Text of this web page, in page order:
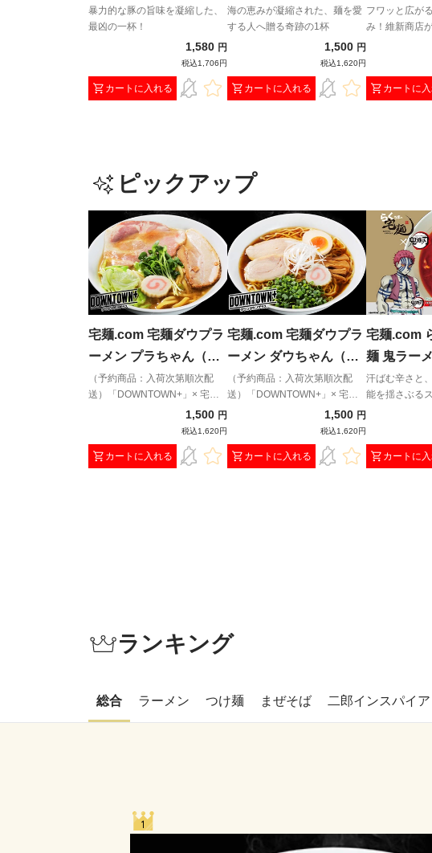
（カラメ付き）
暴力的な豚の旨味を凝縮した、
最凶の一杯！
1,580 円
税込1,706円
カートに入れる
海の恵みが凝縮された、麺を愛
する人へ贈る奇跡の1杯
1,500 円
税込1,620円
カートに入れる
フワッと広が
み！維新商店
贅沢わんたんそ
カートに
ピックアップ
宅麺.com 宅麺ダウプラ
ーメン プラちゃん（豚
骨魚介）（予約商品：
入荷次第順次配送）
（予約商品：入荷次第順次配
送）「DOWNTOWN+」× 宅麺
コラボラーメン！松本人志氏と
ダイアン・津田篤宏氏が作り上
げた究極の味をご賞味あれ！
1,500 円
税込1,620円
カートに入れる
宅麺.com 宅麺ダウプラ
ーメン ダウちゃん（醤
油）（予約商品：入荷
次第順次配送）
（予約商品：入荷次第順次配
送）「DOWNTOWN+」× 宅麺
コラボラーメン！松本人志氏と
ダイアン・津田篤宏氏が作り上
げた究極の味をご賞味あれ！
1,500 円
税込1,620円
カートに入れる
宅麺.com
麺 鬼ラー
赤辛味噌」
汗ばむ辛さと
能を揺さぶる
撃。
カートに
ランキング
総合 ラーメン つけ麺 まぜそば 二郎インスパイア